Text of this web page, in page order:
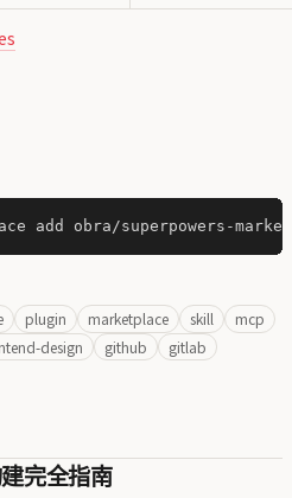
plugin marketplace skill
mcp
design github gitlab
完全指南